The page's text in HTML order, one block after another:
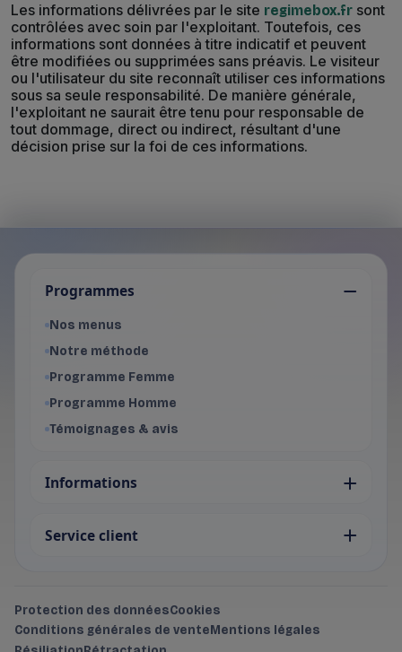
Les informations délivrées par le site regimebox.fr sont
contrôlées avec soin par l'exploitant. Toutefois, ces
informations sont données à titre indicatif et peuvent
être modifiées ou supprimées sans préavis. Le visiteur
ou l'utilisateur du site reconnaît utiliser ces informations
sous sa seule responsabilité. De manière générale,
l'exploitant ne saurait être tenu pour responsable de
tout dommage, direct ou indirect, résultant d'une
décision prise sur la foi de ces informations.
Programmes
Nos menus
Notre méthode
Programme Femme
Programme Homme
Témoignages & avis
Informations
Service client
Protection des donnéesCookies
Conditions générales de venteMentions légales